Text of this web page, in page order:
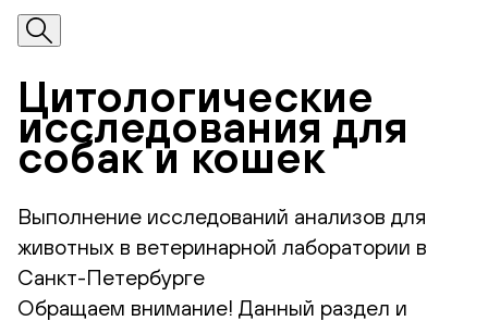
Цитологические
исследования для
собак и кошек
Выполнение исследований анализов для
животных в ветеринарной лаборатории в
Санкт-Петербурге
Обращаем внимание! Данный раздел и